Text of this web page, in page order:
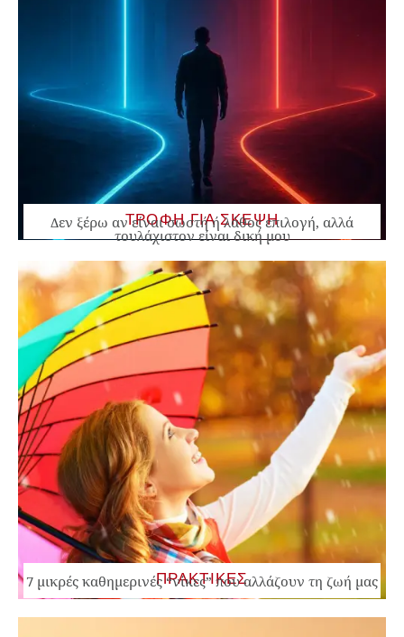
ΤΡΟΦΗ ΓΙΑ ΣΚΕΨΗ
Δεν ξέρω αν είναι σωστή ή λάθος επιλογή, αλλά
τουλάχιστον είναι δική μου
ΠΡΑΚΤΙΚΕΣ
7 μικρές καθημερινές “νίκες” που αλλάζουν τη ζωή μας